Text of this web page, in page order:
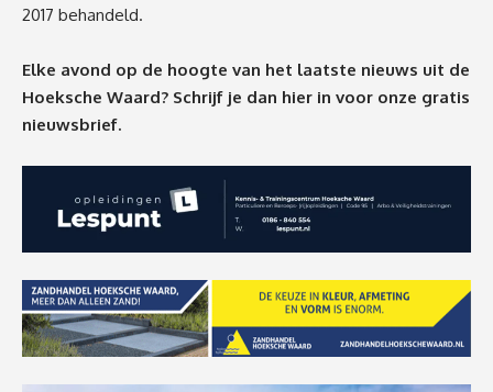
2017 behandeld.
Elke avond op de hoogte van het laatste nieuws uit de
Hoeksche Waard? Schrijf je dan hier in voor onze gratis
nieuwsbrief.